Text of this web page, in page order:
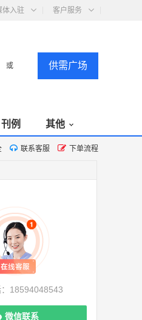
体入驻 客户服务
或 供需广场
刊例 其他
联系客服 下单流程
18594048543
微信联系